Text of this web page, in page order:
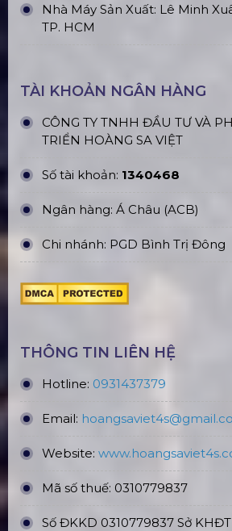
Nhà Máy Sản Xuất: Lê Minh
TP. HCM
TÀI KHOẢN NGÂN HÀNG
CÔNG TY TNHH ĐẦU TƯ VÀ
TRIỂN HOÀNG SA VIỆT
Số tài khoản: 1340468
Ngân hàng: Á Châu (ACB)
Chi nhánh: PGD Bình Trị Đông
THÔNG TIN LIÊN HỆ
Hotline: 0931437379
Email:
Website: www.hoangsaviet4
Mã số thuế: 0310779837
Số ĐKKD 0310779837 Sở